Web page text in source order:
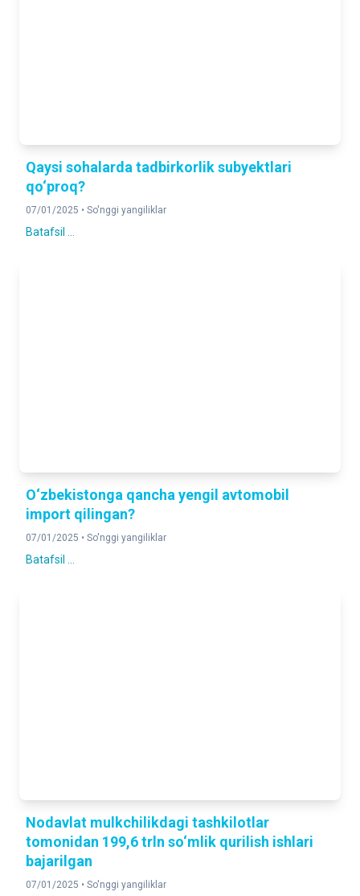
Qaysi sohalarda tadbirkorlik subyektlari
qo‘proq?
07/01/2025 • So'nggi yangiliklar
Batafsil ...
O‘zbekistonga qancha yengil avtomobil
import qilingan?
07/01/2025 • So'nggi yangiliklar
Batafsil ...
Nodavlat mulkchilikdagi tashkilotlar
tomonidan 199,6 trln so‘mlik qurilish ishlari
bajarilgan
07/01/2025 • So'nggi yangiliklar